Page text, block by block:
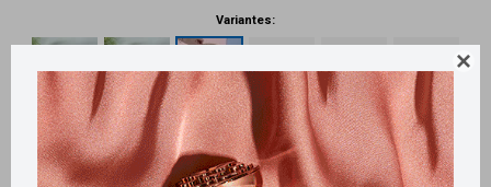

Variantes:
Métodos y costos de envío